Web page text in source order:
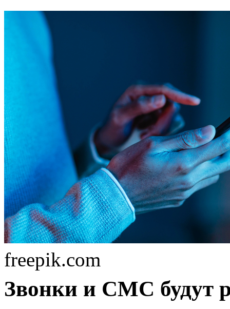
freepik.com
Звонки и СМС будут